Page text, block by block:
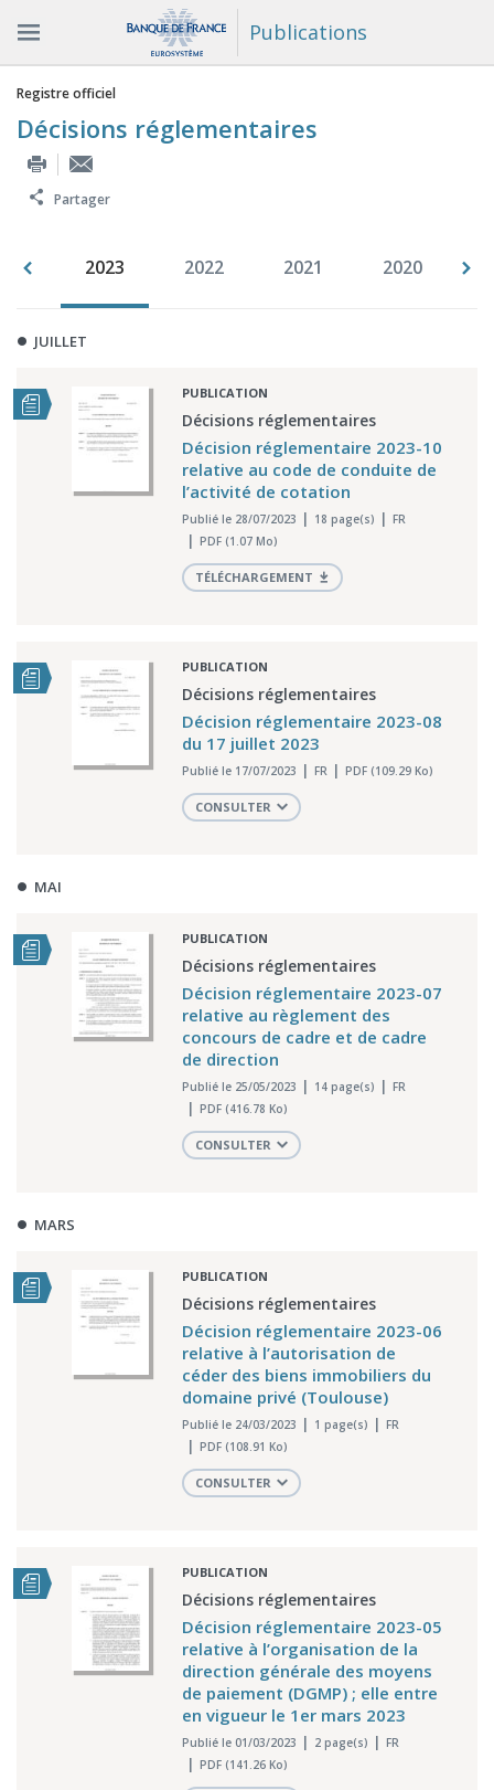
Publications
Vous êtes ici
Registre officiel
Décisions réglementaires
Partager
2023 2022 2021 2020
JUILLET
PUBLICATION
Décisions réglementaires
Décision réglementaire 2023-10
relative au code de conduite de
l’activité de cotation
Publié le 28/07/2023 18 page(s)
FR
PDF (1.07 Mo)
TÉLÉCHARGEMENT
PUBLICATION
Décisions réglementaires
Décision réglementaire 2023-08
du 17 juillet 2023
Publié le 17/07/2023 FR PDF (109.29 Ko)
CONSULTER
MAI
PUBLICATION
Décisions réglementaires
Décision réglementaire 2023-07
relative au règlement des
concours de cadre et de cadre
de direction
Publié le 25/05/2023 14 page(s)
FR
PDF (416.78 Ko)
CONSULTER
MARS
PUBLICATION
Décisions réglementaires
Décision réglementaire 2023-06
relative à l’autorisation de
céder des biens immobiliers du
domaine privé (Toulouse)
Publié le 24/03/2023 1 page(s)
FR
PDF (108.91 Ko)
CONSULTER
PUBLICATION
Décisions réglementaires
Décision réglementaire 2023-05
relative à l’organisation de la
direction générale des moyens
de paiement (DGMP) ; elle entre
en vigueur le 1er mars 2023
Publié le 01/03/2023 2 page(s)
FR
PDF (141.26 Ko)